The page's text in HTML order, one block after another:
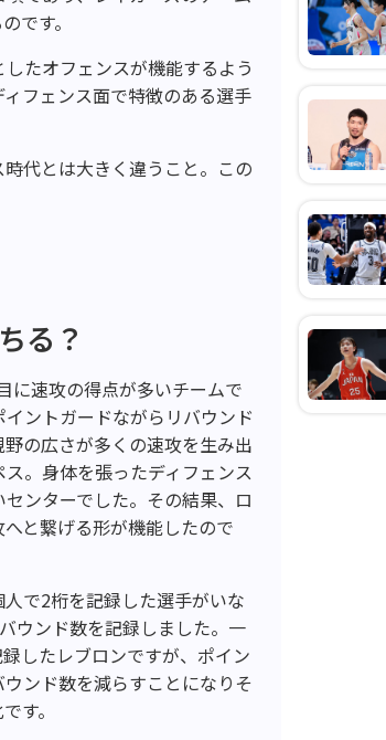
です。
たオフェンスが機能するよう
フェンス面で特徴のある選手
代とは大きく違うこと。この
る？
に速攻の得点が多いチームで
ントガードながらリバウンド
の広さが多くの速攻を生み出
。身体を張ったディフェンス
ンターでした。その結果、ロ
と繋げる形が機能したので
で2桁を記録した選手がいな
ウンド数を記録しました。一
したレブロンですが、ポイン
ンド数を減らすことになりそ
す。